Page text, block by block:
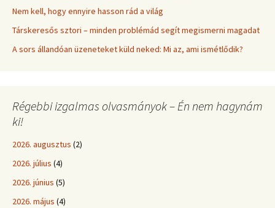
Nem kell, hogy ennyire hasson rád a világ
Társkeresős sztori – minden problémád segít megismerni magadat
A sors állandóan üzeneteket küld neked: Mi az, ami ismétlődik?
Régebbi izgalmas olvasmányok – Én nem hagynám
ki!
2026. augusztus (2)
2026. július (4)
2026. június (5)
2026. május (4)